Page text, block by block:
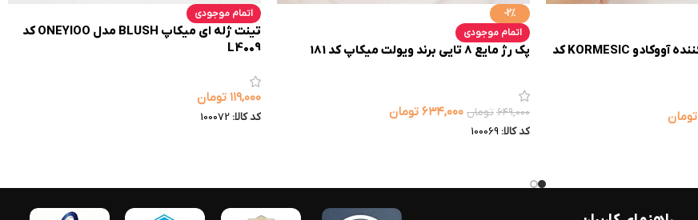
پچ زیر چشم روشن کننده آووکادو KORMESIC کد
تومان
-2%
اتمام موجودی
پک رژ مایع 8 تایی برند ویولت میکاپ کد 181
۶۴۹,۰۰۰ تومان ۶۳۴,۰۰۰ تومان
کد کالا: 100069
اتمام موجودی
تینت ژله ای میکاپ BLUSH مدل ONEYIOO کد
L4009
۱۱۹,۰۰۰ تومان
کد کالا: 100072